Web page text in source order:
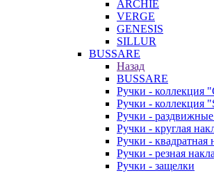
ARCHIE
VERGE
GENESIS
SILLUR
BUSSARE
Назад
BUSSARE
Ручки - коллекция
Ручки - коллекция
Ручки -
Ручки - круглая
Ручки - квадратная
Ручки - резная
Ручки - защелки